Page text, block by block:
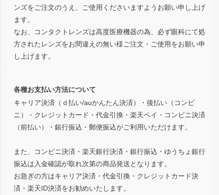
ンズをご注文のうえ、ご使用くださいますようお願い申し上げ
ます。
なお、コンタクトレンズは高度医療機器の為、必ず眼科にて処
方されたレンズをお間違えの無い様ご注文・ご使用をお願い申
し上げます。
各種お支払い方法について
キャリア決済（ｄ払い/auかんたん決済）・後払い（コンビ
ニ）・クレジットカード・代金引換・楽天ペイ・コンビニ決済
（前払い）・銀行振込・郵便振込がご利用いただけます。
また、コンビニ決済・楽天銀行決済・銀行振込・ゆうちょ銀行
振込は入金確認が取れ次第の商品発送となります。
お急ぎの方はキャリア決済・代金引換・クレジットカード決
済・楽天ID決済をお勧めいたします。